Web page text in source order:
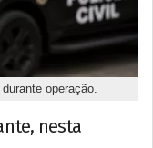
operação.
nesta